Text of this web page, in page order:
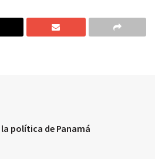
la política de Panamá